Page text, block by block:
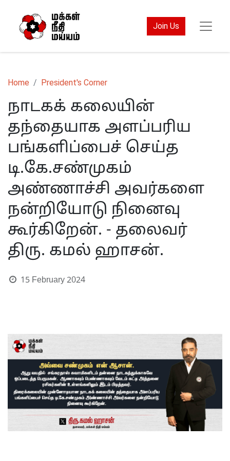
Join Us
Home President's Corner
நாடகக் கலையின்
தந்தையாக அளப்பரிய
பங்களிப்பைச் செய்த
டி.கே.சண்முகம்
அண்ணாச்சி அவர்களை
நன்றியோடு நினைவு
கூர்கிறேன். - தலைவர்
திரு. கமல் ஹாசன்.
15 February 2024